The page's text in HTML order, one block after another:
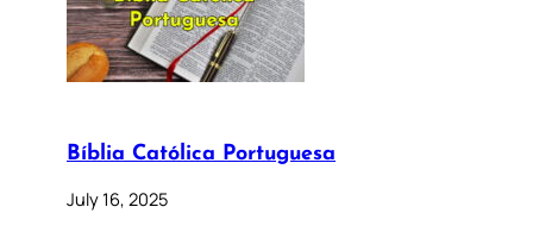
Bíblia Católica Portuguesa
July 16, 2025